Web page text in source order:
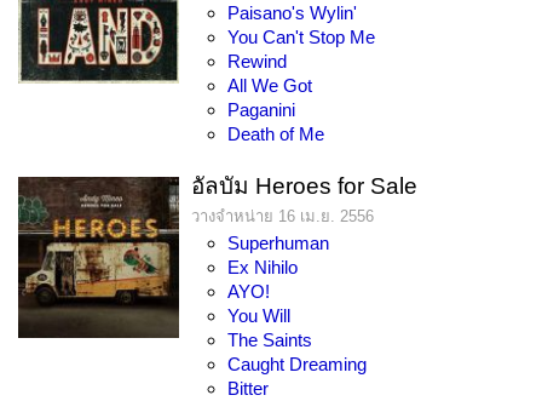
Paisano's Wylin'
You Can't Stop Me
Rewind
All We Got
Paganini
Death of Me
อัลบัม Heroes for Sale
วางจำหน่าย 16 เม.ย. 2556
Superhuman
Ex Nihilo
AYO!
You Will
The Saints
Caught Dreaming
Bitter